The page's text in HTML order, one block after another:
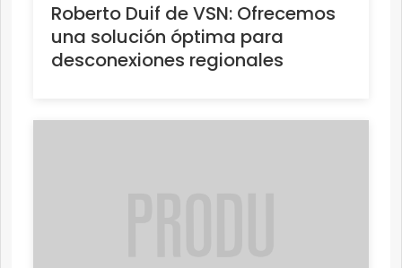
Roberto Duif de VSN: Ofrecemos
una solución óptima para
desconexiones regionales